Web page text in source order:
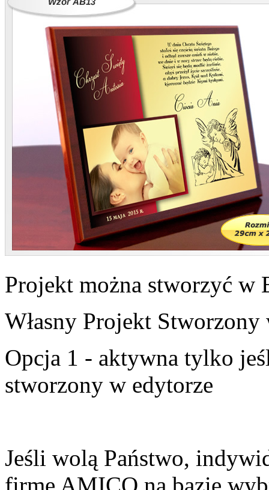
Projekt można stworzyć w
Własny Projekt
Opcja 1 - aktywna tylko
stworzony w edytorze
Jeśli wolą Państwo,